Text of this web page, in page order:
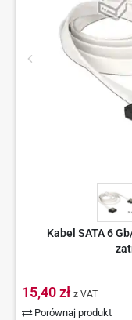
Kabel SATA 6
15,40 zł z VAT
Porównaj produkt